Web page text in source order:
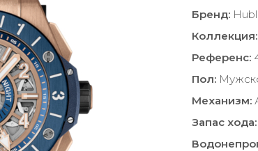
Бренд:
Коллекция:
Референс:
Пол:
Механизм:
Запас хода: